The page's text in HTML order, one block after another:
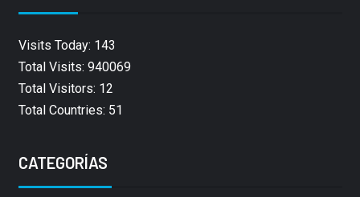
Visits Today: 143
Total Visits: 940069
Total Visitors: 12
Total Countries: 51
CATEGORÍAS